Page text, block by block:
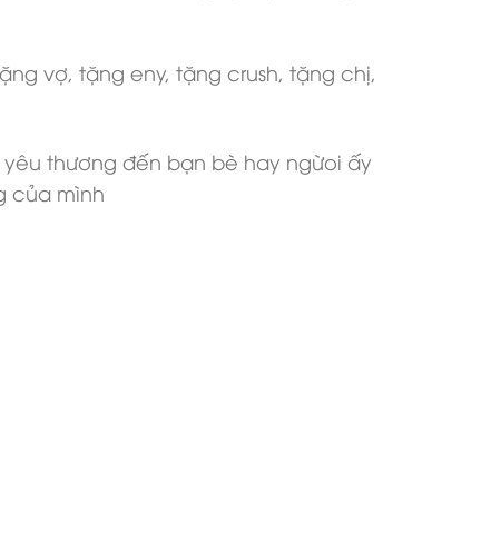
vợ, tặng eny, tặng crush, tặng chị,
thương đến bạn bè hay ngừoi ấy
của mình